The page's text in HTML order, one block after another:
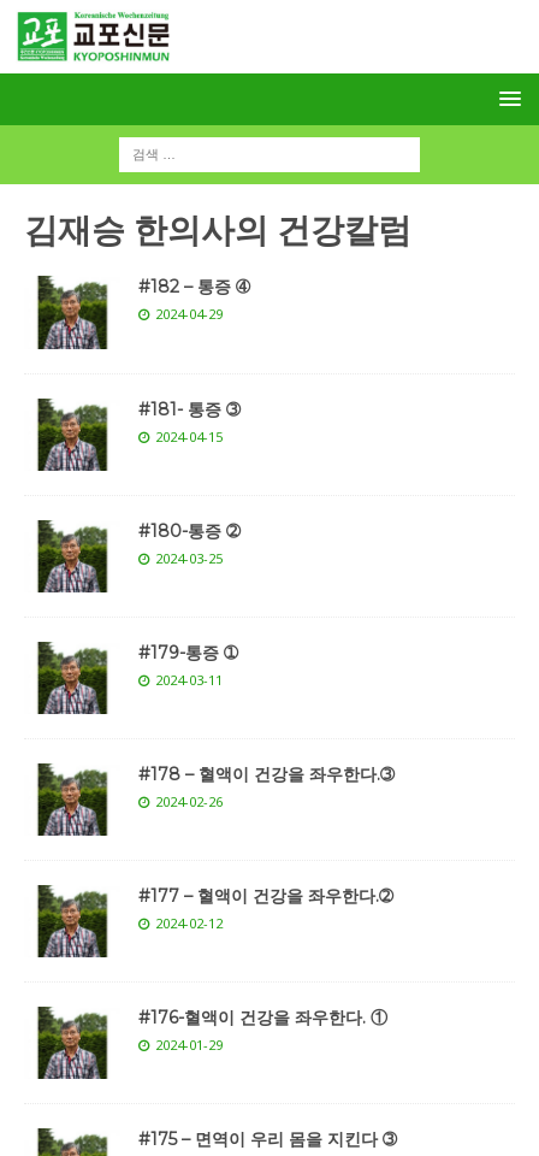
김재승 한의사의 건강칼럼
#182 – 통증 ➃
2024-04-29
#181- 통증 ➂
2024-04-15
#180-통증 ➁
2024-03-25
#179-통증 ➀
2024-03-11
#178 – 혈액이 건강을 좌우한다.➂
2024-02-26
#177 – 혈액이 건강을 좌우한다.➁
2024-02-12
#176-혈액이 건강을 좌우한다. ①
2024-01-29
#175 – 면역이 우리 몸을 지킨다 ➂